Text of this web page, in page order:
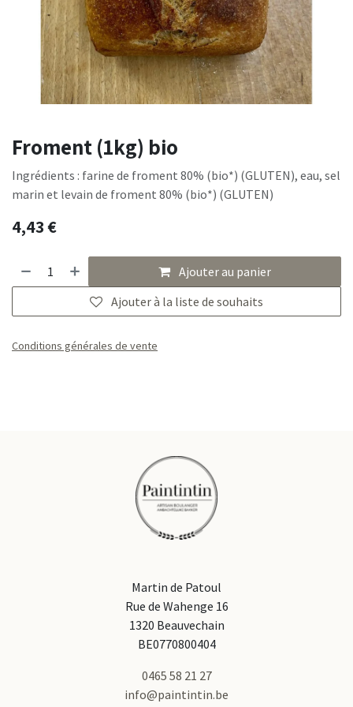
Froment (1kg) bio
Ingrédients : farine de froment 80% (bio*) (GLUTEN), eau, sel
marin et levain de froment 80% (bio*) (GLUTEN)
4,43€
Ajouter au panier
Ajouter à la liste de souhaits
Conditions générales de vente
Martin de Patoul
Rue de Wahenge 16
1320 Beauvechain
BE0770800404
0465 58 21 27
info@paintintin.be